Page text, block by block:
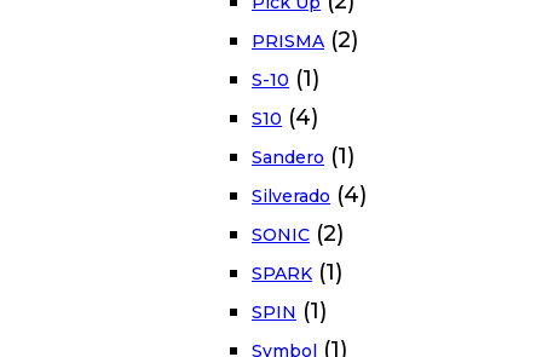
PRISMA (2)
S-10 (1)
S10 (4)
Sandero (1)
Silverado (4)
SONIC (2)
SPARK (1)
SPIN (1)
Symbol (1)